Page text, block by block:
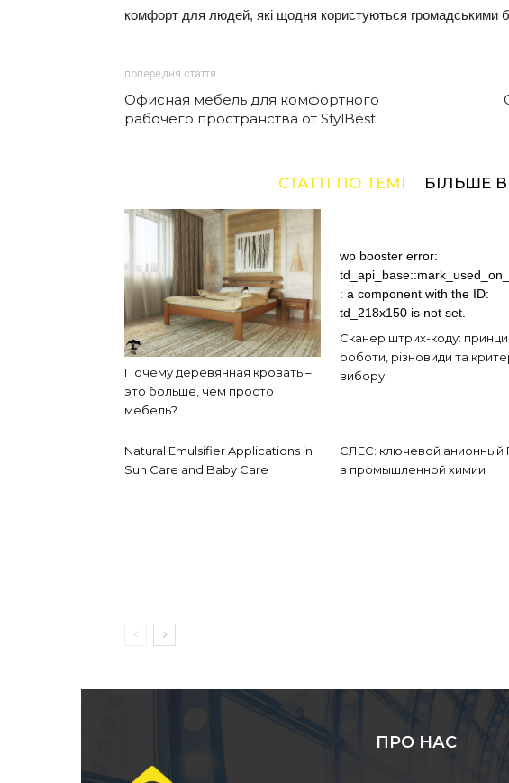
комфорт для людей, які щодня користуються громадськими
попередня стаття
Офисная мебель для комфортного
рабочего пространства от StylBest
СТАТТІ ПО ТЕМІ БІЛЬШЕ
Почему деревянная кровать –
это больше, чем просто
мебель?
wp booster error:
: a component with the ID:
td_218x150 is not set.
Сканер штрих-коду:
роботи, різновиди та
вибору
Natural Emulsifier Applications in
Sun Care and Baby Care
СЛЕС: ключевой анионный
в промышленной химии
ПРО НАС